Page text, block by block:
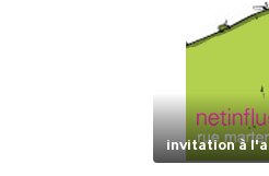
invitation à